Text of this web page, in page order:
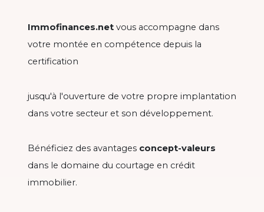
Immofinances.netvous accompagne dans
votre montée en compétence depuis la
certification
jusqu'à l'ouverture de votre propre implantation
dans votre secteur et son développement.
Bénéficiez des avantages concept-valeurs
dans le domaine du courtage en crédit
immobilier.